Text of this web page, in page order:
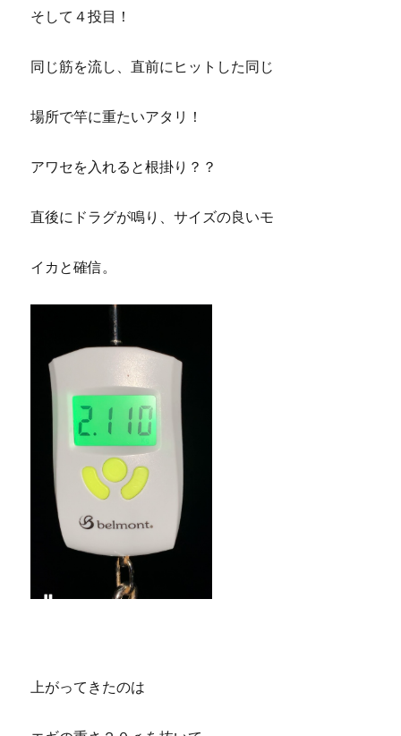
そして４投目！
同じ筋を流し、直前にヒットした同じ
場所で竿に重たいアタリ！
アワセを入れると根掛り？？
直後にドラグが鳴り、サイズの良いモ
イカと確信。
上がってきたのは